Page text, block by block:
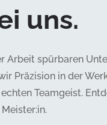
uns.
Arbeit spürbaren
Präzision in der
Teamgeist.